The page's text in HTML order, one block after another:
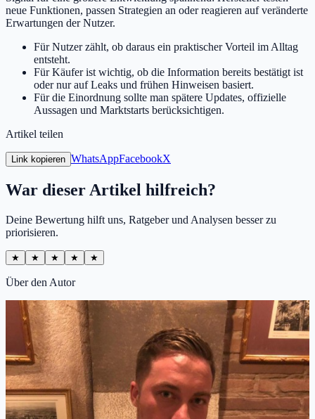
neue Funktionen, passen Strategien an oder reagieren auf veränderte
Erwartungen der Nutzer.
Für Nutzer zählt, ob daraus ein praktischer Vorteil im Alltag
entsteht.
Für Käufer ist wichtig, ob die Information bereits bestätigt ist
oder nur auf Leaks und frühen Hinweisen basiert.
Für die Einordnung sollte man spätere Updates, offizielle
Aussagen und Marktstarts berücksichtigen.
Artikel teilen
Link kopieren WhatsAppFacebookX
War dieser Artikel hilfreich?
Deine Bewertung hilft uns, Ratgeber und Analysen besser zu
priorisieren.
★ ★ ★ ★ ★
Über den Autor